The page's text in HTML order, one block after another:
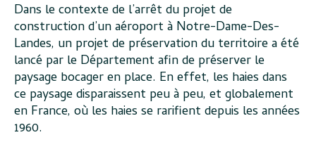
Dans le contexte de l’arrêt du projet de
construction d’un aéroport à Notre-Dame-Des-
Landes, un projet de préservation du territoire a été
lancé par le Département afin de préserver le
paysage bocager en place. En effet, les haies dans
ce paysage disparaissent peu à peu, et globalement
en France, où les haies se rarifient depuis les années
1960.